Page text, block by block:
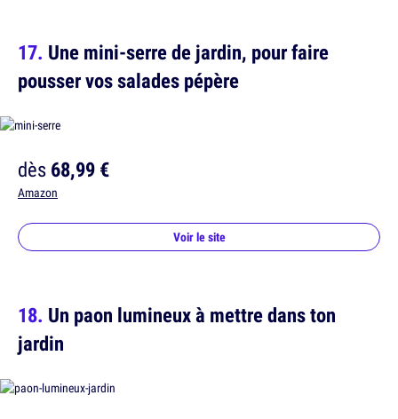
Une mini-serre de jardin, pour faire
pousser vos salades pépère
dès68,99 €
Amazon
Voir le site
Un paon lumineux à mettre dans ton
jardin